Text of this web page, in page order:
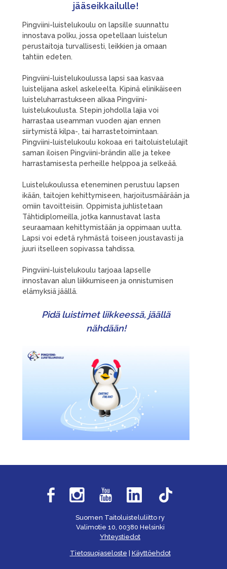
jääseikkailulle!
Pingviini-luistelukoulu on lapsille suunnattu
innostava polku, jossa opetellaan luistelun
perustaitoja turvallisesti, leikkien ja omaan
tahtiin edeten.
Pingviini-luistelukoulussa lapsi saa kasvaa
luistelijana askel askeleelta. Kipinä elinikäiseen
luisteluharrastukseen alkaa Pingviini-
luistelukoulusta. Stepin johdolla lajia voi
harrastaa useamman vuoden ajan ennen
siirtymistä kilpa-, tai harrastetoimintaan.
Pingviini-luistelukoulu kokoaa eri taitoluistelulajit
saman iloisen Pingviini-brändin alle ja tekee
harrastamisesta perheille helppoa ja selkeää.
Luistelukoulussa eteneminen perustuu lapsen
ikään, taitojen kehittymiseen, harjoitusmäärään ja
omiin tavoitteisiin. Oppimista juhlistetaan
Tähtidiplomeilla, jotka kannustavat lasta
seuraamaan kehittymistään ja oppimaan uutta.
Lapsi voi edetä ryhmästä toiseen joustavasti ja
juuri itselleen sopivassa tahdissa.
Pingviini-luistelukoulu tarjoaa lapselle
innostavan alun liikkumiseen ja onnistumisen
elämyksiä jäällä.
Pidä luistimet liikkeessä, jäällä
nähdään!
Suomen Taitoluisteluliitto ry
Valimotie 10, 00380 Helsinki
Yhteystiedot
Tietosuojaseloste Käyttöehdot